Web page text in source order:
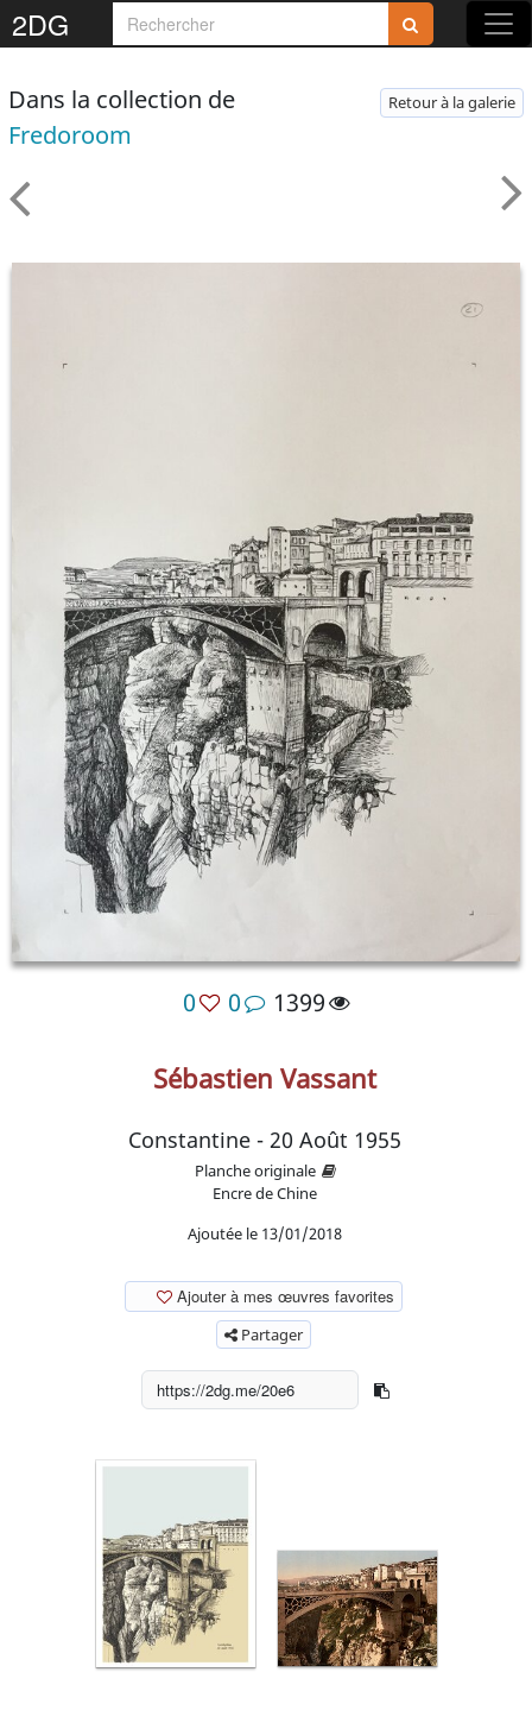
2DG
Dans la collection de
Fredoroom
Retour à la galerie
0 0 1399
Sébastien Vassant
Constantine - 20 Août 1955
Planche originale
Encre de Chine
Ajoutée le 13/01/2018
Ajouter à mes œuvres favorites
Partager